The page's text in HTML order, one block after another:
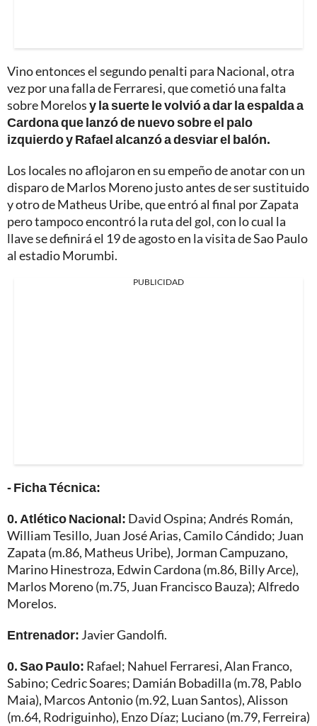
Vino entonces el segundo penalti para Nacional, otra
vez por una falla de Ferraresi, que cometió una falta
sobre Morelosy la suerte le volvió a dar la espalda a
Cardona que lanzó de nuevo sobre el palo
izquierdo y Rafael alcanzó a desviar el balón.
Los locales no aflojaron en su empeño de anotar con un
disparo de Marlos Moreno justo antes de ser sustituido
y otro de Matheus Uribe, que entró al final por Zapata
pero tampoco encontró la ruta del gol, con lo cual la
llave se definirá el 19 de agosto en la visita de Sao Paulo
al estadio Morumbi.
PUBLICIDAD
- Ficha Técnica:
0. Atlético Nacional: David Ospina; Andrés Román,
William Tesillo, Juan José Arias, Camilo Cándido; Juan
Zapata (m.86, Matheus Uribe), Jorman Campuzano,
Marino Hinestroza, Edwin Cardona (m.86, Billy Arce),
Marlos Moreno (m.75, Juan Francisco Bauza); Alfredo
Morelos.
Entrenador: Javier Gandolfi.
0. Sao Paulo: Rafael; Nahuel Ferraresi, Alan Franco,
Sabino; Cedric Soares; Damián Bobadilla (m.78, Pablo
Maia), Marcos Antonio (m.92, Luan Santos), Alisson
(m.64, Rodriguinho), Enzo Díaz; Luciano (m.79, Ferreira)